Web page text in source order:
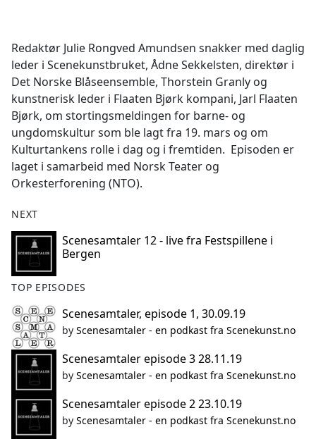
b
o
o
k
Redaktør Julie Rongved Amundsen snakker med daglig
leder i Scenekunstbruket, Ådne Sekkelsten, direktør i
Det Norske Blåseensemble, Thorstein Granly og
kunstnerisk leder i Flaaten Bjørk kompani, Jarl Flaaten
Bjørk, om stortingsmeldingen for barne- og
ungdomskultur som ble lagt fra 19. mars og om
Kulturtankens rolle i dag og i fremtiden. Episoden er
laget i samarbeid med Norsk Teater og
Orkesterforening (NTO).
NEXT
Scenesamtaler 12 - live fra Festspillene i
Bergen
TOP EPISODES
Scenesamtaler, episode 1, 30.09.19
by Scenesamtaler - en podkast fra Scenekunst.no
Scenesamtaler episode 3 28.11.19
by Scenesamtaler - en podkast fra Scenekunst.no
Scenesamtaler episode 2 23.10.19
by Scenesamtaler - en podkast fra Scenekunst.no